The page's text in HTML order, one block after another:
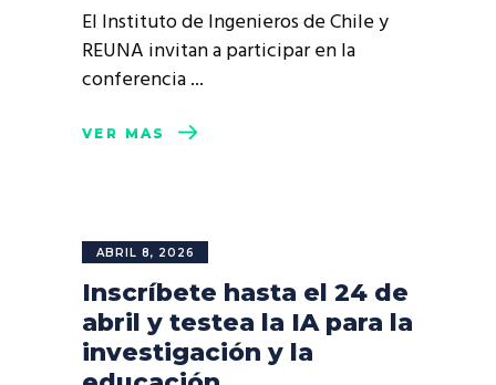
El Instituto de Ingenieros de Chile y
REUNA invitan a participar en la
conferencia
VER MÁS
ABRIL 8, 2026
Inscríbete hasta el 24 de
abril y testea la IA para la
investigación y la